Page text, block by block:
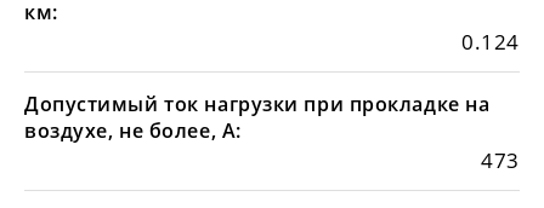
км:
0.124
Допустимый ток нагрузки при прокладке на
воздухе, не более, А:
473